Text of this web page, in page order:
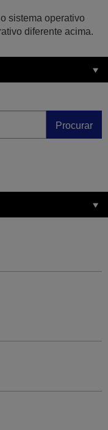
sistema operativo
diferente acima.
Procurar